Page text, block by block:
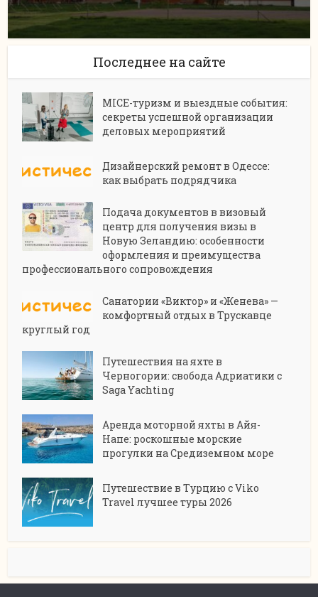
Последнее на сайте
MICE-туризм и выездные события:
секреты успешной организации
деловых мероприятий
Дизайнерский ремонт в Одессе:
как выбрать подрядчика
Подача документов в визовый
центр для получения визы в
Новую Зеландию: особенности
оформления и преимущества
профессионального сопровождения
Санатории «Виктор» и «Женева» —
комфортный отдых в Трускавце
круглый год
Путешествия на яхте в
Черногории: свобода Адриатики с
Saga Yachting
Аренда моторной яхты в Айя-
Напе: роскошные морские
прогулки на Средиземном море
Путешествие в Турцию с Viko
Travel лучшее туры 2026